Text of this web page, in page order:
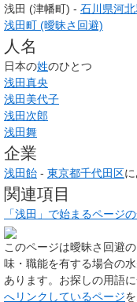
浅田 (津幡町) - 石川県河
浅田町 (曖昧さ回避)
人名
日本の姓のひとつ
浅田真央
浅田美代子
浅田次郎
浅田舞
企業
浅田飴 - 東京都千代田区
関連項目
「浅田」で始まるページ
このページは曖昧さ回避
味・職能を有する場合の
あります。お探しの用語
へリンクしているページ